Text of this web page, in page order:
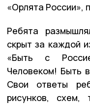
«Орлята России»,
Ребята
скрыт за каждой
«Быть с
Человеком! Быть
Свои ответы
рисунков, схем,